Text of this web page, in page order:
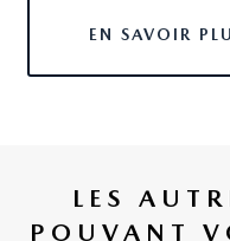
affichage tête haute
EN SAVOIR
LES
POUVANT